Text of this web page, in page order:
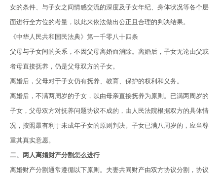
女的条件、与子女之间情感交流的深度及子女年纪、身体状况等各个层
面进行全方位的考量，以此来依法做出公正且合理的判决结果。
《中华人民共和国民法典》第一千零八十四条
父母与子女间的关系，不因父母离婚而消除。离婚后，子女无论由父或
者母直接抚养，仍是父母双方的子女。
离婚后，父母对于子女仍有抚养、教育、保护的权利和义务。
离婚后，不满两周岁的子女，以由母亲直接抚养为原则。已满两周岁的
子女，父母双方对抚养问题协议不成的，由人民法院根据双方的具体情
况，按照最有利于未成年子女的原则判决。子女已满八周岁的，应当尊
重其真实意愿。
二、两人离婚财产分割怎么进行
离婚财产分割通常遵循以下原则。夫妻共同财产由双方协议分割，协议